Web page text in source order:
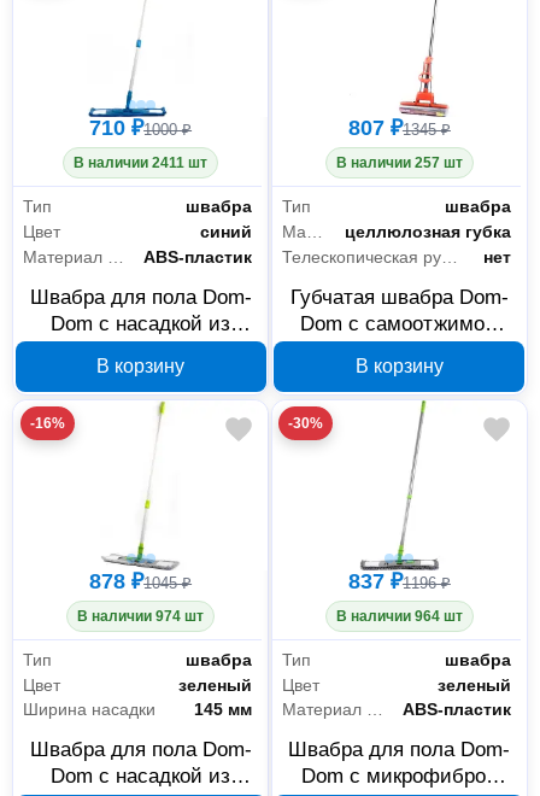
710 ₽1000 ₽
В наличии 2411 шт
Тип
швабра
Цвет
синий
ABS-пластик
Швабра для пола Dom-
Dom с насадкой из
231-0057
В корзину
807 ₽1345 ₽
В наличии 257 шт
Тип
швабра
целлюлозная губка
Телескопическая рукоятка
нет
Губчатая швабра Dom-
Dom с самоотжимом
В корзину
-16%
878 ₽1045 ₽
В наличии 974 шт
Тип
швабра
Цвет
зеленый
Ширина насадки
145 мм
Швабра для пола Dom-
Dom с насадкой из
-30%
837 ₽1196 ₽
В наличии 964 шт
Тип
швабра
Цвет
зеленый
Материал рукояти
ABS-пластик
Швабра для пола Dom-
Dom с микрофиброй